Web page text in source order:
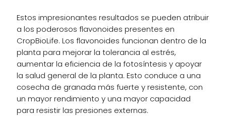
Estos impresionantes resultados se pueden atribuir
a los poderosos flavonoides presentes en
CropBioLife. Los flavonoides funcionan dentro de la
planta para mejorar la tolerancia al estrés,
aumentar la eficiencia de la fotosíntesis y apoyar
la salud general de la planta. Esto conduce a una
cosecha de granada más fuerte y resistente, con
un mayor rendimiento y una mayor capacidad
para resistir las presiones externas.